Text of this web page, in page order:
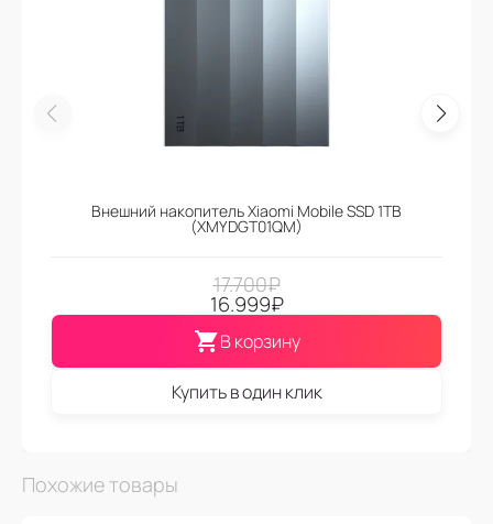
Внешний накопитель Xiaomi Mobile SSD 1TB
(XMYDGT01QM)
17.700₽
16.999₽
В корзину
Купить в один клик
Похожие товары